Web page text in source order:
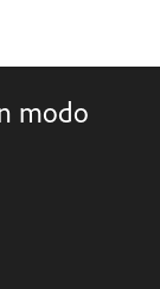
modo